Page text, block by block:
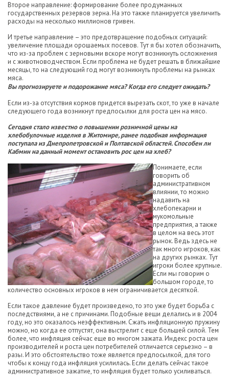
Второе направление: формирование более продуманных
государственных резервов зерна. На это также планируется увеличить
расходы на несколько миллионов гривен.
И третье направление – это предотвращение подобных ситуаций:
увеличение площади орошаемых посевов. Тут я бы хотел обозначить,
что из-за проблем с зерновыми вскоре могут возникнуть осложнения
и с животноводчеством. Если проблема не будет решать в ближайшие
месяцы, то на следующий год могут возникнуть проблемы на рынках
мяса.
Вы прогнозируете и подорожание мяса? Когда его следует ожидать?
Если из-за отсутствия кормов придется вырезать скот, то уже в начале
следующего года возникнут предпосылки для роста цен на мясо.
Сегодня стало известно о повышении розничной цены на
хлебобулочные изделия в Житомире, ранее подобная информация
поступала из Днепропетровской и Полтавской областей. Способен ли
Кабмин на данный момент остановить рос цен на хлеб?
Понимаете, если
говорить об
административном
влиянии, то можно
надавить на
хлебопекарни и
мукомольные
предприятия, а также
в целом на весь этот
рынок. Ведь здесь не
так много игроков, как
на других рынках. Тут
игроки более крупные.
Если мы говорим о
большом городе, то
количество основных игроков в нем ограничивается десяткой.
Если такое давление будет произведено, то это уже будет борьба с
последствиями, а не с причинами. Подобные вещи делались и в 2004
году, но это оказалось неэффективным. Сжать инфляционную пружину
можно, но когда ее отпустят, она выстрелит с еще большей силой. Тем
более, что инфляция сейчас еще во многом зажата. Индекс роста цен
производителей и роста цен потребителей отличается серьезно – в
разы. И это обстоятельство тоже является предпосылкой, для того
чтобы к концу года инфляция усилилась. Если делать сейчас такое
административное зажатие, то инфляция будет только усиливаться.